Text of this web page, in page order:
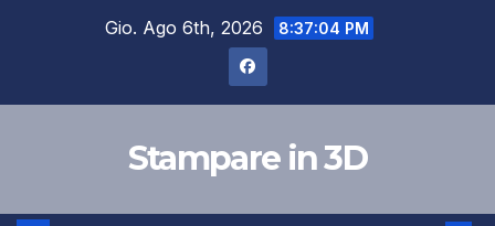
Gio. Ago 6th, 2026 8:37:05 PM
Stampare in 3D